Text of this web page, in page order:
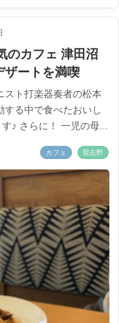
のカフェ 津田沼
ザートを満喫
スト打楽器奏者の松本
する中で食べたおいし
♪ さらに！ 一児の母...
カフェ 習志野